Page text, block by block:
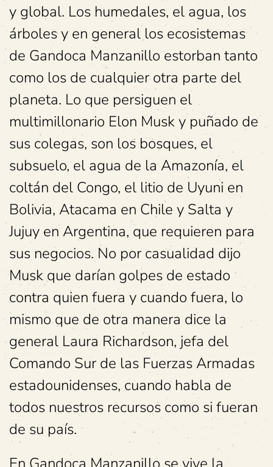
y global. Los humedales, el agua, los
árboles y en general los ecosistemas
de Gandoca Manzanillo estorban tanto
como los de cualquier otra parte del
planeta. Lo que persiguen el
multimillonario Elon Musk y puñado de
sus colegas, son los bosques, el
subsuelo, el agua de la Amazonía, el
coltán del Congo, el litio de Uyuni en
Bolivia, Atacama en Chile y Salta y
Jujuy en Argentina, que requieren para
sus negocios. No por casualidad dijo
Musk que darían golpes de estado
contra quien fuera y cuando fuera, lo
mismo que de otra manera dice la
general Laura Richardson, jefa del
Comando Sur de las Fuerzas Armadas
estadounidenses, cuando habla de
todos nuestros recursos como si fueran
de su país.